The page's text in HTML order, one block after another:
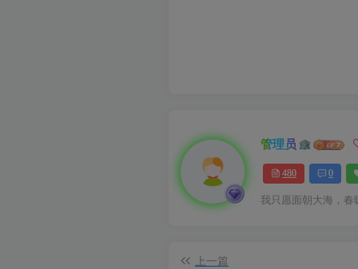
管理员
480 0
我只愿面朝大海，春
上一篇